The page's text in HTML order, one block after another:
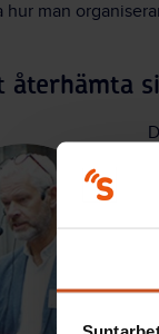
hur man
återhämta